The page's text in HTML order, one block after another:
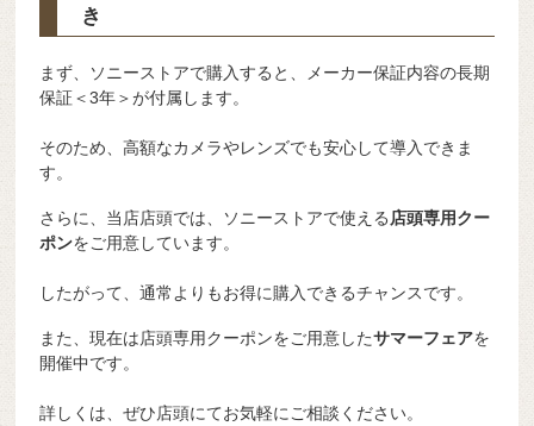
き
まず、ソニーストアで購入すると、メーカー保証内容の長期
保証＜3年＞が付属します。
そのため、高額なカメラやレンズでも安心して導入できま
す。
さらに、当店店頭では、ソニーストアで使える 店頭専用クー
ポンをご用意しています。
したがって、通常よりもお得に購入できるチャンスです。
また、現在は店頭専用クーポンをご用意したサマーフェアを
開催中です。
詳しくは、ぜひ店頭にてお気軽にご相談ください。